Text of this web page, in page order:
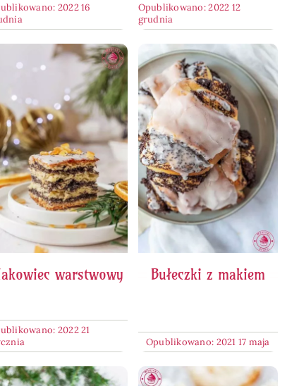
2022 16
Opublikowano: 2022 12
grudnia
warstwowy
2022 21
Bułeczki z makiem
Opublikowano: 2021 17 maja